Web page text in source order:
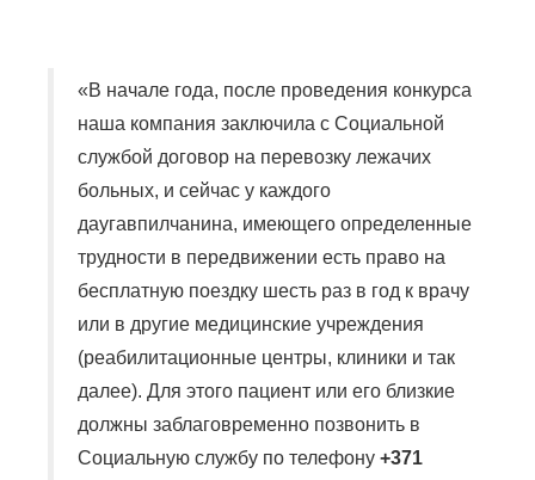
«В начале года, после проведения конкурса
наша компания заключила с Социальной
службой договор на перевозку лежачих
больных, и сейчас у каждого
даугавпилчанина, имеющего определенные
трудности в передвижении есть право на
бесплатную поездку шесть раз в год к врачу
или в другие медицинские учреждения
(реабилитационные центры, клиники и так
далее). Для этого пациент или его близкие
должны заблаговременно позвонить в
Социальную службу по телефону +371